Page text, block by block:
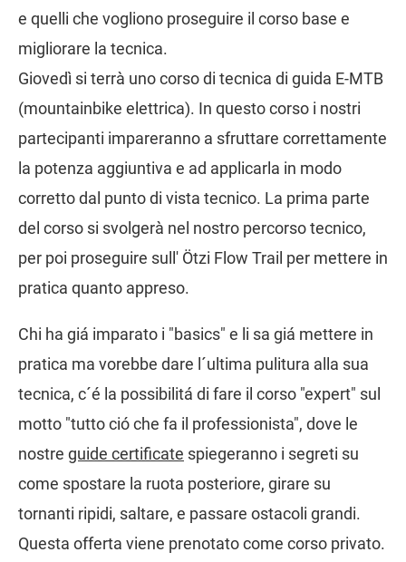
e quelli che vogliono proseguire il corso base e
migliorare la tecnica.
Giovedì si terrà uno corso di tecnica di guida E-MTB
(mountainbike elettrica). In questo corso i nostri
partecipanti impareranno a sfruttare correttamente
la potenza aggiuntiva e ad applicarla in modo
corretto dal punto di vista tecnico. La prima parte
del corso si svolgerà nel nostro percorso tecnico,
per poi proseguire sull' Ötzi Flow Trail per mettere in
pratica quanto appreso.
Chi ha giá imparato i "basics" e li sa giá mettere in
pratica ma vorebbe dare l´ultima pulitura alla sua
tecnica, c´é la possibilitá di fare il corso "expert" sul
motto "tutto ció che fa il professionista", dove le
nostre guide certificate spiegeranno i segreti su
come spostare la ruota posteriore, girare su
tornanti ripidi, saltare, e passare ostacoli grandi.
Questa offerta viene prenotato come corso privato.